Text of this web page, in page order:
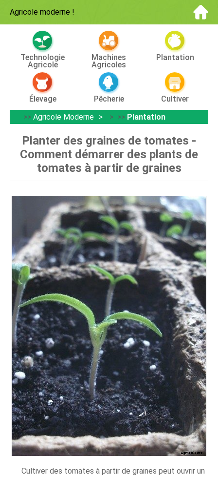
Agricole moderne !
Technologie
Agricole
Machines
Agricoles
Plantation
Élevage Pêcherie
Cultiver
>> Agricole Moderne > >> Plantation
Planter des graines de tomates -
Comment démarrer des plants de
tomates à partir de graines
Cultiver des tomates à partir de graines peut ouvrir un